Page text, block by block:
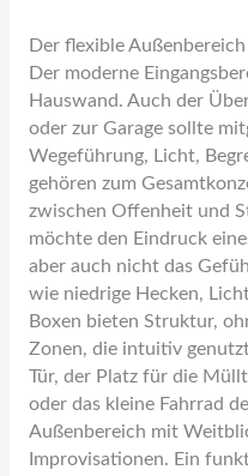
Der flexible Außenbereich
Der moderne
Hauswand. Auch der
oder zur Garage sollte
Wegeführung, Licht,
gehören zum
zwischen Offenheit und
möchte den Eindruck
aber auch nicht das
wie niedrige Hecken,
Boxen bieten Struktur,
Zonen, die intuitiv
Tür, der Platz für die
oder das kleine Fahrrad
Außenbereich mit
Improvisationen. Ein